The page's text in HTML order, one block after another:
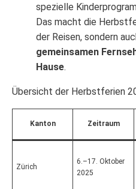
spezielle
Das macht die
der Reisen, sondern
gemeinsamen
Hause.
Übersicht der Herbstferien
Kanton Zeitraum
Zürich
6.–17. Oktober
2025